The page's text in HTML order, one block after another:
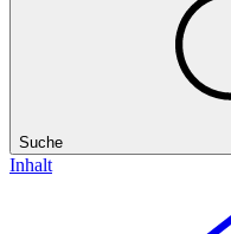
Suche
Inhalt